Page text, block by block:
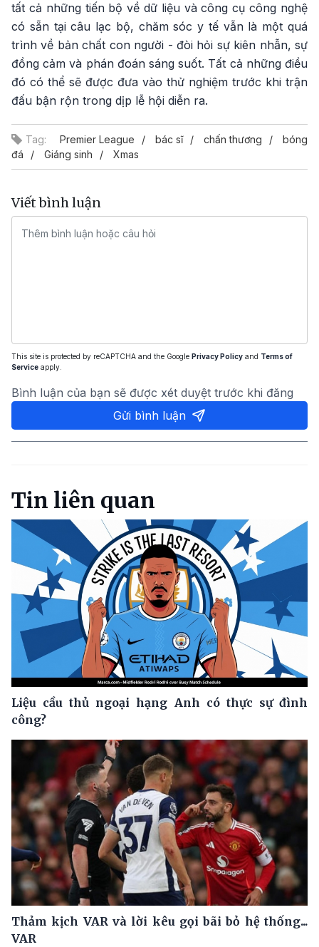
tất cả những tiến bộ về dữ liệu và công cụ công nghệ
có sẵn tại câu lạc bộ, chăm sóc y tế vẫn là một quá
trình về bản chất con người - đòi hỏi sự kiên nhẫn, sự
đồng cảm và phán đoán sáng suốt. Tất cả những điều
đó có thể sẽ được đưa vào thử nghiệm trước khi trận
đấu bận rộn trong dịp lễ hội diễn ra.
Tag: Premier League bác sĩ chấn thương
bóng
đá
Giáng sinh Xmas
Viết bình luận
This site is protected by reCAPTCHA and the Google Privacy Policy and Terms of
Service apply.
Bình luận của bạn sẽ được xét duyệt trước khi đăng
Gửi bình luận
Tin liên quan
Liệu cầu thủ ngoại hạng Anh có thực sự đình
công?
Thảm kịch VAR và lời kêu gọi bãi bỏ hệ thống...
VAR